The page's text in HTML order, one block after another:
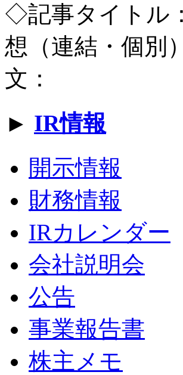
◇記事タイトル
想（連結・個別
文：
► IR情報
開示情報
財務情報
IRカレンダー
会社説明会
公告
事業報告書
株主メモ